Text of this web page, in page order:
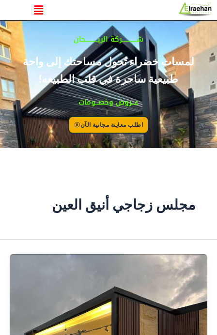
تخطي
إلى
المحتوى
القائمة
شــــــــــركة الريــــــــحان
لمسات خضراء تُحول مساحتك إلى واحة
طبيعية ساحرة في قلب الطبيعه!
عــروض وخصــومات
اطلب معاينة مجانية الآن
مجلس زجاجي أنيق العين